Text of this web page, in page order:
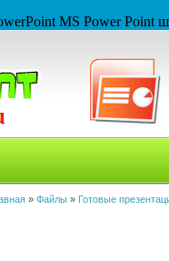
MS Power
» Файлы » Готовые